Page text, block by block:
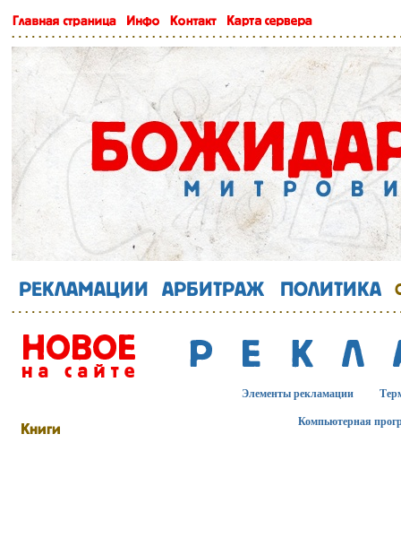
Элементы рекламации
Компьютерная